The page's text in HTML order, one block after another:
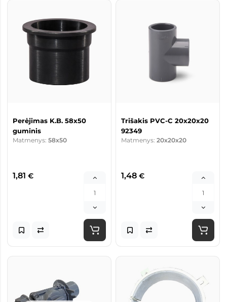
Perėjimas K.B. 58x50
guminis
Matmenys: 58x50
1,81 €
Trišakis PVC-C 20x20x20
92349
Matmenys: 20x20x20
1,48 €